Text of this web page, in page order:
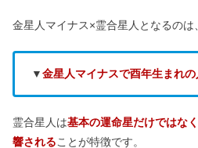
金星人マイナス×霊合星人となるのは
▼金星人マイナスで酉年生まれの
霊合星人は基本の運命星だけではな
響されることが特徴です。